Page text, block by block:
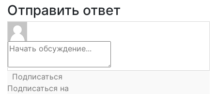
Отправить ответ
Подписаться
Подписаться на